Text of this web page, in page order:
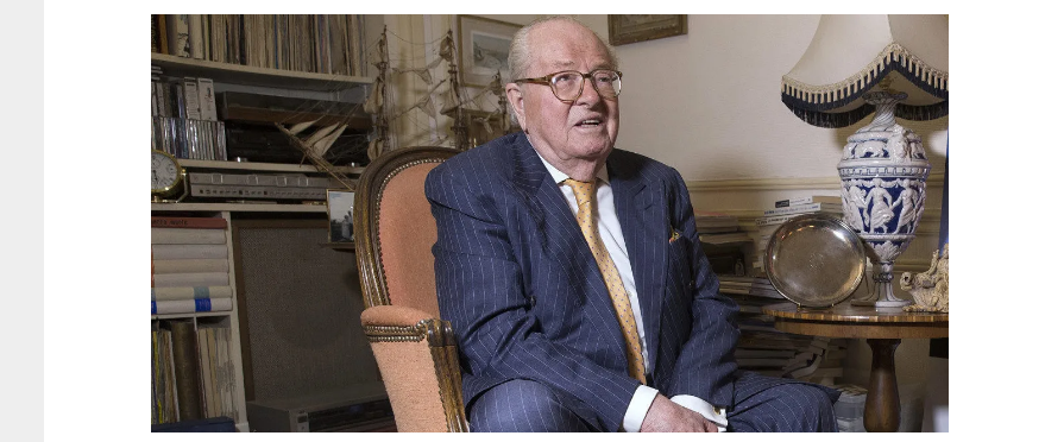
employée costumée en
Minnie Mouse
fans du MCU